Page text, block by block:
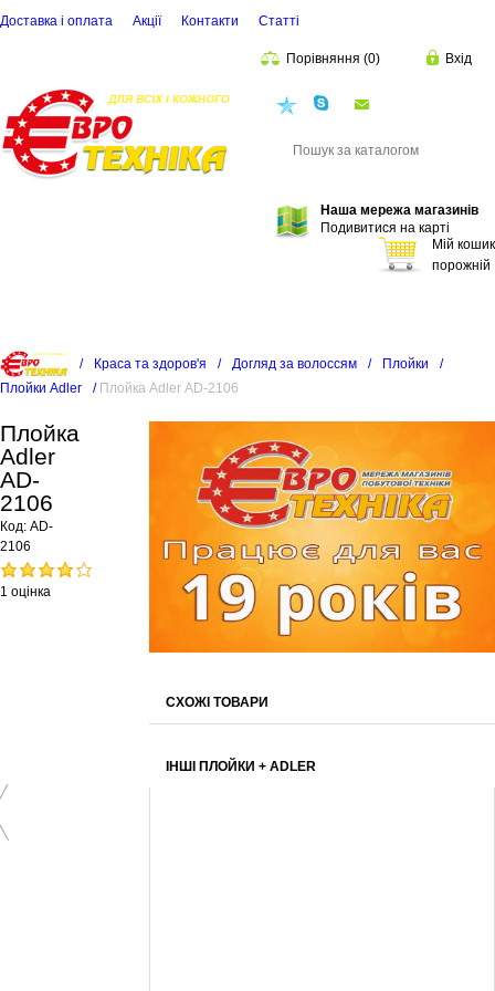
Доставка і оплата Акції Контакти Статті
Порівняння (0) Вхід
Наша мережа магазинів
Подивитися на карті
Мій кошик
порожній
/ Краса та здоров'я / Догляд за волоссям / Плойки
/
Плойки Adler
/ Плойка Adler AD-2106
СХОЖІ ТОВАРИ
ІНШІ ПЛОЙКИ + ADLER
Плойка
Adler
AD-
2106
Код: AD-
2106
1 оцінка